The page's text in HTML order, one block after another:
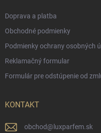
Doprava a platba
Obchodné podmienky
Podmienky ochrany osobných
Reklamačný formular
Formulár pre odstúpenie od
KONTAKT
obchod@ luxparfem.sk